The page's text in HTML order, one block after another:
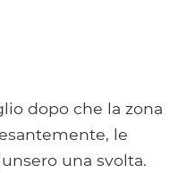
dopo che la zona
le
una svolta.